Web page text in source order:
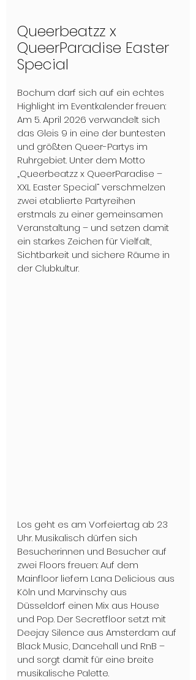
Queerbeatzz x
QueerParadise Easter
Special
Bochum darf sich auf ein echtes
Highlight im Eventkalender freuen:
Am 5. April 2026 verwandelt sich
das Gleis 9 in eine der buntesten
und größten Queer-Partys im
Ruhrgebiet. Unter dem Motto
„Queerbeatzz x QueerParadise –
XXL Easter Special“ verschmelzen
zwei etablierte Partyreihen
erstmals zu einer gemeinsamen
Veranstaltung – und setzen damit
ein starkes Zeichen für Vielfalt,
Sichtbarkeit und sichere Räume in
der Clubkultur.
Los geht es am Vorfeiertag ab 23
Uhr. Musikalisch dürfen sich
Besucherinnen und Besucher auf
zwei Floors freuen: Auf dem
Mainfloor liefern Lana Delicious aus
Köln und Marvinschy aus
Düsseldorf einen Mix aus House
und Pop. Der Secretfloor setzt mit
Deejay Silence aus Amsterdam auf
Black Music, Dancehall und RnB –
und sorgt damit für eine breite
musikalische Palette.